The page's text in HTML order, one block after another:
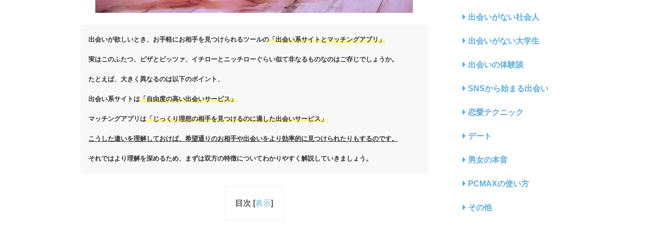
出会いが欲しいとき、お手軽にお相手を見つけられるツールの「出会い系サイトとマッチングアプリ」
実はこのふたつ、ピザとピッツァ、イチローとニッチローぐらい似て非なるものなのはご存じでしょうか。
たとえば、大きく異なるのは以下のポイント、
出会い系サイトは「自由度の高い出会いサービス」
マッチングアプリは「じっくり理想の相手を見つけるのに適した出会いサービス」
こうした違いを理解しておけば、希望通りのお相手や出会いをより効率的に見つけられたりもするのです。
それではより理解を深めるため、まずは双方の特徴についてわかりやすく解説していきましょう。
目次 [表示]
出会いがない社会人
出会いがない大学生
出会いの体験談
SNSから始まる出会い
恋愛テクニック
デート
男女の本音
PCMAXの使い方
その他